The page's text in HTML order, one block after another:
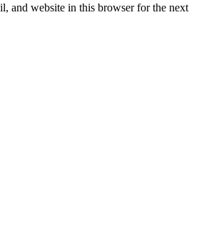
and website in this browser for the next